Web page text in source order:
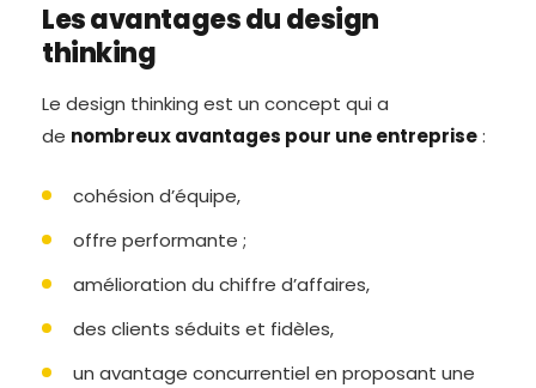
Les avantages du design
thinking
Le design thinking est un concept qui a
de nombreux avantages pour une entreprise:
cohésion d’équipe,
offre performante ;
amélioration du chiffre d’affaires,
des clients séduits et fidèles,
un avantage concurrentiel en proposant une